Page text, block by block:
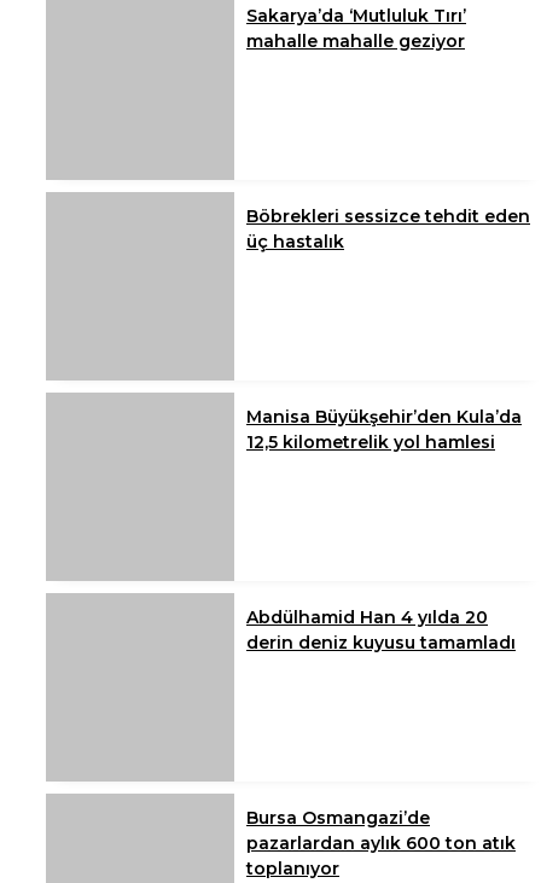
Sakarya’da ‘Mutluluk Tırı’
mahalle mahalle geziyor
Böbrekleri sessizce tehdit eden
üç hastalık
Manisa Büyükşehir’den Kula’da
12,5 kilometrelik yol hamlesi
Abdülhamid Han 4 yılda 20
derin deniz kuyusu tamamladı
Bursa Osmangazi’de
pazarlardan aylık 600 ton atık
toplanıyor